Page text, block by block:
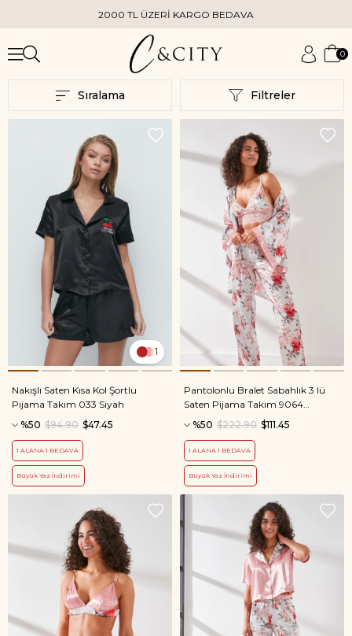
2000 TL ÜZERİ KARGO BEDAVA
0
Filtreler
Sıralama
1
Nakışlı Saten Kısa Kol Şortlu
Pijama Takım 033 Siyah
%50
$47.45
$94.90
1 ALANA 1 BEDAVA
Büyük Yaz İndirimi
Pantolonlu Bralet Sabahlık 3 lü
Saten Pijama Takım 9064
Pembe/Ekru
%50 $111.45
$222.90
1 ALANA 1 BEDAVA
Büyük Yaz İndirimi